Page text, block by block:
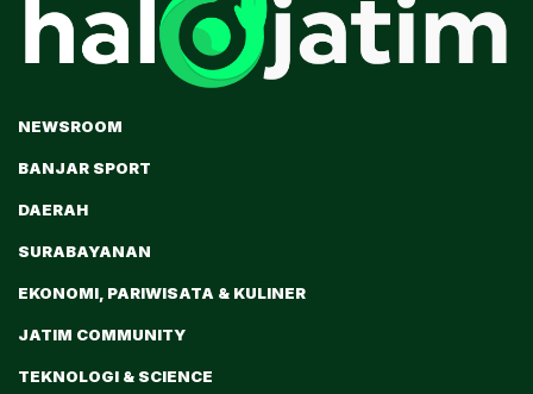
NEWSROOM
BANJAR SPORT
DAERAH
SURABAYANAN
EKONOMI, PARIWISATA & KULINER
JATIM COMMUNITY
TEKNOLOGI & SCIENCE